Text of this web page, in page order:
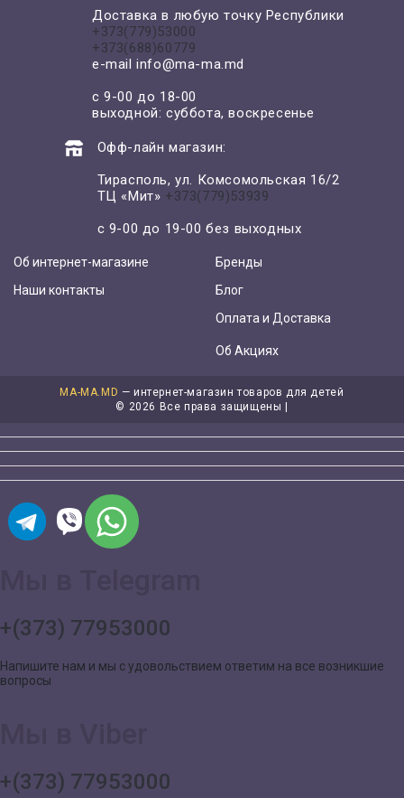
Доставка в любую точку Республики
+373(779)53000
+373(688)60779
e-mailinfo@ma-ma.md
с 9-00 до 18-00
выходной: суббота, воскресенье
Офф-лайн магазин:
Тирасполь, ул. Комсомольская 16/2
ТЦ «Мит» +373(779)53939
с 9-00 до 19-00 без выходных
Об интернет-магазине
Наши контакты
Бренды
Блог
Оплата и Доставка
Об Акциях
MA-MA.MD — интернет-магазин товаров для детей
© 2026 Все права защищены |
+(373) 77953000
Напишите нам и мы с удовольствием ответим на все возникшие
вопросы
+(373) 77953000